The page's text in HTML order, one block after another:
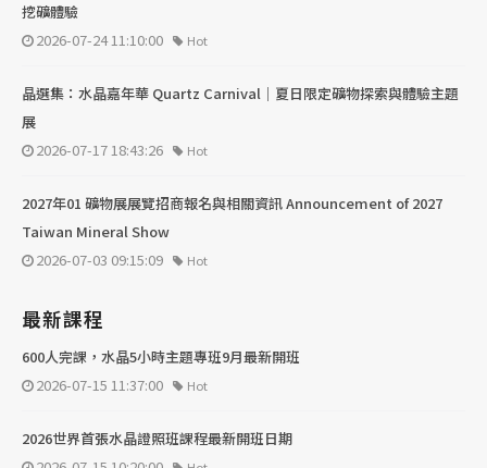
挖礦體驗
2026-07-24 11:10:00
Hot
晶選集：水晶嘉年華 Quartz Carnival｜夏日限定礦物探索與體驗主題
展
2026-07-17 18:43:26
Hot
2027年01 礦物展展覽招商報名與相關資訊 Announcement of 2027
Taiwan Mineral Show
2026-07-03 09:15:09
Hot
最新課程
600人完課，水晶5小時主題專班9月最新開班
2026-07-15 11:37:00
Hot
2026世界首張水晶證照班課程最新開班日期